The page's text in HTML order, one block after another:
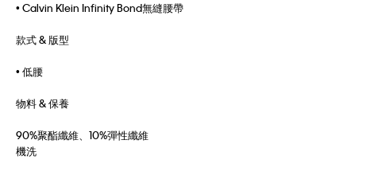
• Calvin Klein Infinity Bond無縫腰帶
款式 & 版型
• 低腰
物料 & 保養
90%聚酯纖維、10%彈性纖維
機洗